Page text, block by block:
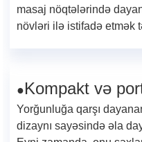
masaj nöqtələrində
növləri ilə istifadə etmək
●Kompakt və
Yorğunluğa qarşı
dizaynı sayəsində əla